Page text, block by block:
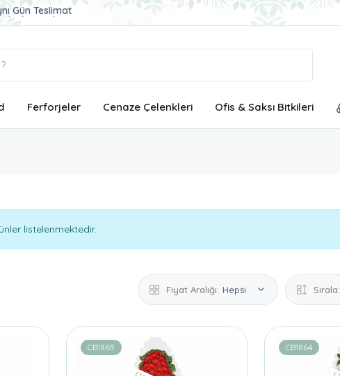
Gönder
Çelenk Siparişi
Gün Teslimat
Ferforjeler Cenaze Çelenkleri Ofis & Saksı Bitkileri
listelenmektedir.
Fiyat Aralığı: Hepsi Sırala:
CB1865 CB1864